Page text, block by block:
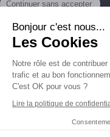
© Christophe Pichon
Bonjour c'est nous...
Les Cookies
Notre rôle est de
trafic et au bon
C'est OK pour vous ?
Lire la politique de